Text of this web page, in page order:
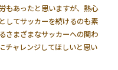
もあったと思いますが、熱心
してサッカーを続けるのも素
さまざまなサッカーへの関わ
チャレンジしてほしいと思い